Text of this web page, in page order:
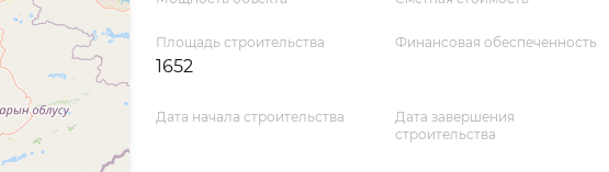
Площадь строительства
1652
Финансовая обеспеченность
Дата начала строительства
Дата завершения
строительства